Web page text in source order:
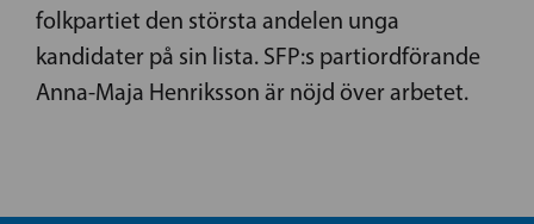
folkpartiet den största andelen unga
kandidater på sin lista. SFP:s partiordförande
Anna-Maja Henriksson är nöjd över arbetet.